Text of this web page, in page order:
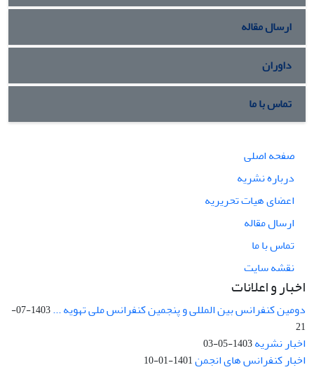
ارسال مقاله
داوران
تماس با ما
صفحه اصلی
درباره نشریه
اعضای هیات تحریریه
ارسال مقاله
تماس با ما
نقشه سایت
اخبار و اعلانات
دومین کنفرانس بین المللی و پنجمین کنفرانس ملی تهویه ...
1403-07-
21
اخبار نشریه1403-05-03
اخبار کنفرانس های انجمن1401-01-10